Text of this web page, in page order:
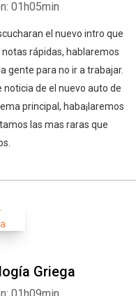
01h05min
el nuevo intro que
rápidas, hablaremos
gente para no ir a trabajar.
de el nuevo auto de
principal, haba¡laremos
las mas raras que
Griega